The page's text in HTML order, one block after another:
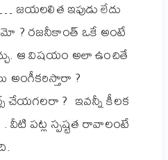
జయలలిత ఇపుడు లేదు
? రజనీకాంత్ ఒకే అంటే
ఆ విషయం అలా ఉంచితే
?
చేయగలరా ? ఇవన్నీ కీలక
వీటి పట్ల స్పష్టత రావాలంటే